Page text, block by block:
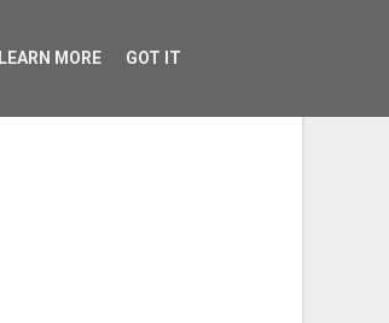
ΑΡΧΙΚΗ ΕΠΙΚΟΙΝΩΝΙΑ
LEARN MORE GOT IT